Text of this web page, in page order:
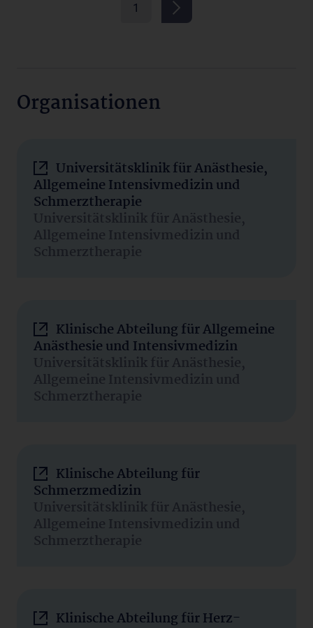
1
Organisationen
Universitätsklinik für Anästhesie,
Allgemeine Intensivmedizin und
Schmerztherapie
Universitätsklinik für Anästhesie,
Allgemeine Intensivmedizin und
Schmerztherapie
Klinische Abteilung für Allgemeine
Anästhesie und Intensivmedizin
Universitätsklinik für Anästhesie,
Allgemeine Intensivmedizin und
Schmerztherapie
Klinische Abteilung für
Schmerzmedizin
Universitätsklinik für Anästhesie,
Allgemeine Intensivmedizin und
Schmerztherapie
Klinische Abteilung für Herz-